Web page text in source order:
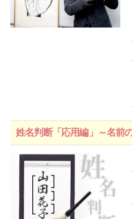
姓名判断「応用編」～名前